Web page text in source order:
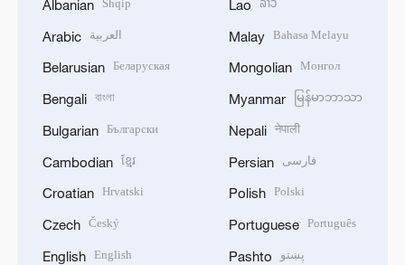
Albanian
Arabic العربية
Belarusian Беларуская
Bengali বাংলা
Bulgarian Български
Cambodian ខ្មែរ
Croatian Hrvatski
Czech Český
English English
Lao
Malay Bahasa Melayu
Mongolian Монгол
Myanmar မြန်မာဘာသာ
Nepali नेपाली
Persian فارسی
Polish Polski
Portuguese Português
Pashto پښتو